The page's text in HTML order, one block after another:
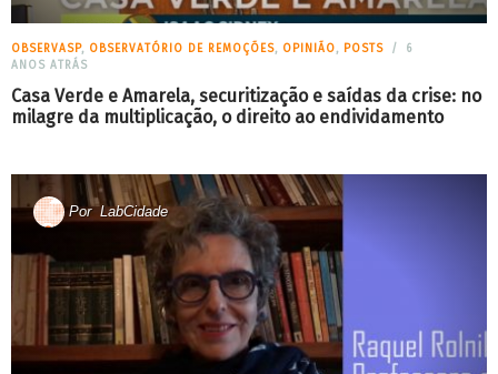
OBSERVASP, OBSERVATÓRIO DE REMOÇÕES, OPINIÃO, POSTS
6
ANOS ATRÁS
Casa Verde e Amarela, securitização e saídas da crise: no
milagre da multiplicação, o direito ao endividamento
PorLabCidade